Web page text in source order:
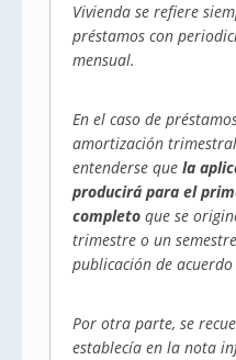
Vivienda se refiere
préstamos con
mensual.
En el caso de
amortización
entenderse que la
producirá para el
completo que se
trimestre o un
publicación de acuerdo
Por otra parte, se
establecía en la nota